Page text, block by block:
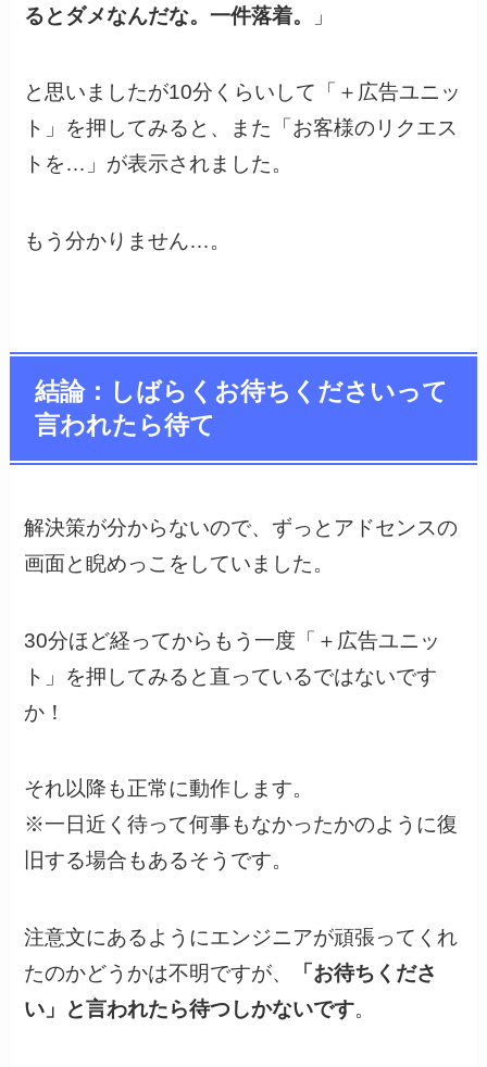
るとダメなんだな。一件落着。 」
と思いましたが10分くらいして「＋広告ユニッ
ト」を押してみると、また「お客様のリクエス
トを…」が表示されました。
もう分かりません…。
結論：しばらくお待ちくださいって
言われたら待て
解決策が分からないので、ずっとアドセンスの
画面と睨めっこをしていました。
30分ほど経ってからもう一度「＋広告ユニッ
ト」を押してみると直っているではないです
か！
それ以降も正常に動作します。
※一日近く待って何事もなかったかのように復
旧する場合もあるそうです。
注意文にあるようにエンジニアが頑張ってくれ
たのかどうかは不明ですが、
「お待ちくださ
い」と言われたら待つしかないです。